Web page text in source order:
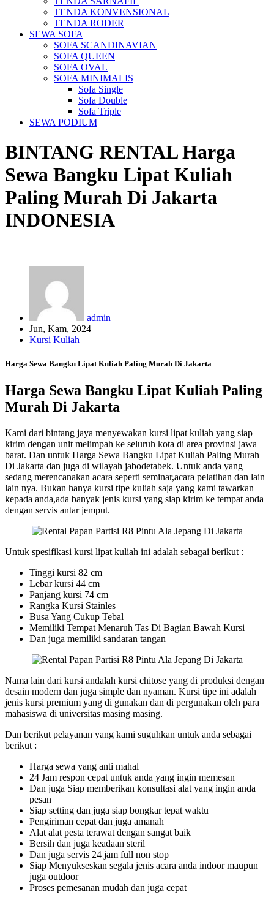
TENDA KONVENSIONAL
TENDA RODER
SEWA SOFA
SOFA SCANDINAVIAN
SOFA QUEEN
SOFA OVAL
SOFA MINIMALIS
Sofa Single
Sofa Double
Sofa Triple
SEWA PODIUM
BINTANG RENTALHarga
Sewa Bangku Lipat Kuliah
Paling Murah Di Jakarta
INDONESIA
admin
Jun, Kam, 2024
Kursi Kuliah
Harga Sewa Bangku Lipat Kuliah Paling Murah Di Jakarta
Harga Sewa Bangku Lipat Kuliah Paling
Murah Di Jakarta
Kami dari bintang jaya menyewakan kursi lipat kuliah yang siap
kirim dengan unit melimpah ke seluruh kota di area provinsi jawa
barat. Dan untuk Harga Sewa Bangku Lipat Kuliah Paling Murah
Di Jakarta dan juga di wilayah jabodetabek. Untuk anda yang
sedang merencanakan acara seperti seminar,acara pelatihan dan lain
lain nya. Bukan hanya kursi tipe kuliah saja yang kami tawarkan
kepada anda,ada banyak jenis kursi yang siap kirim ke tempat anda
dengan servis antar jemput.
Untuk spesifikasi kursi lipat kuliah ini adalah sebagai berikut :
Tinggi kursi 82 cm
Lebar kursi 44 cm
Panjang kursi 74 cm
Rangka Kursi Stainles
Busa Yang Cukup Tebal
Memiliki Tempat Menaruh Tas Di Bagian Bawah Kursi
Dan juga memiliki sandaran tangan
Nama lain dari kursi andalah kursi chitose yang di produksi dengan
desain modern dan juga simple dan nyaman. Kursi tipe ini adalah
jenis kursi premium yang di gunakan dan di pergunakan oleh para
mahasiswa di universitas masing masing.
Dan berikut pelayanan yang kami suguhkan untuk anda sebagai
berikut :
Harga sewa yang anti mahal
24 Jam respon cepat untuk anda yang ingin memesan
Dan juga Siap memberikan konsultasi alat yang ingin anda
pesan
Siap setting dan juga siap bongkar tepat waktu
Pengiriman cepat dan juga amanah
Alat alat pesta terawat dengan sangat baik
Bersih dan juga keadaan steril
Dan juga servis 24 jam full non stop
Siap Menyukseskan segala jenis acara anda indoor maupun
juga outdoor
Proses pemesanan mudah dan juga cepat